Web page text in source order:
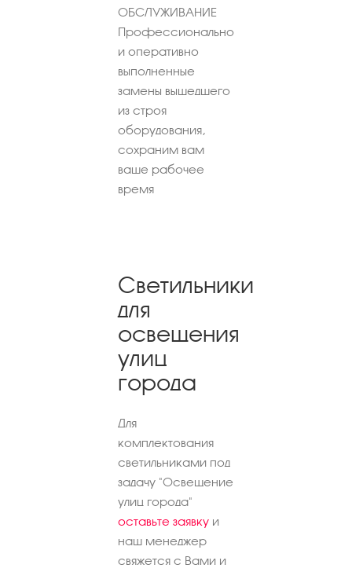
ОБСЛУЖИВАНИЕ
Профессионально
и оперативно
выполненные
замены вышедшего
из строя
оборудования,
сохраним вам
ваше рабочее
время
Светильники
для
освещения
улиц
города
Для
комплектования
светильниками под
задачу "Освещение
улиц города"
оставьте заявку и
наш менеджер
свяжется с Вами и